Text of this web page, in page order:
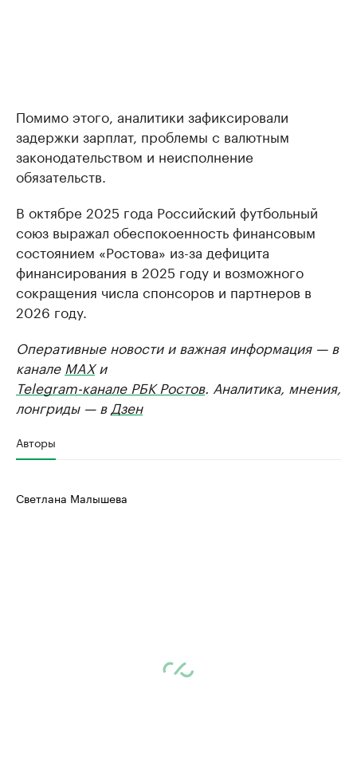
Помимо этого, аналитики зафиксировали
задержки зарплат, проблемы с валютным
законодательством и неисполнение
обязательств.
В октябре 2025 года Российский футбольный
союз выражал обеспокоенность финансовым
состоянием «Ростова» из-за дефицита
финансирования в 2025 году и возможного
сокращения числа спонсоров и партнеров в
2026 году.
Оперативные новости и важная информация — в
канале MAXи
Telegram-канале РБК Ростов. Аналитика, мнения,
лонгриды — в Дзен
Авторы
Светлана Малышева